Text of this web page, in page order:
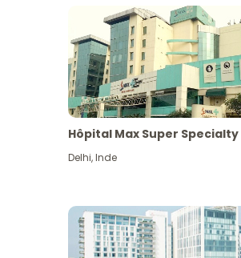
Hôpital Max Super Specialty
Delhi,Inde